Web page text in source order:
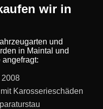
wir in
und
in Maintal und
2008
Karosserieschäden